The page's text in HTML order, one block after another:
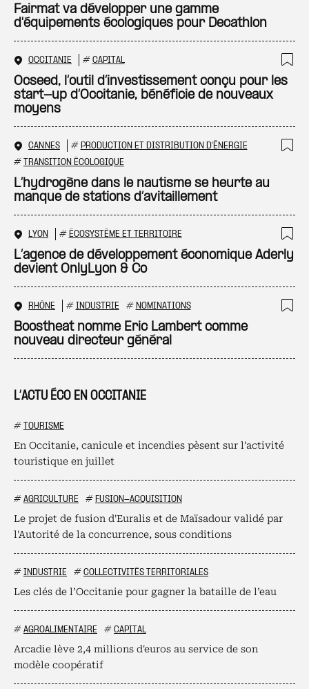
L’ACTU ÉCO EN OCCITANIE
# TOURISME
En Occitanie, canicule et incendies pèsent sur l’activité
touristique en juillet
# AGRICULTURE # FUSION-ACQUISITION
Le projet de fusion d'Euralis et de Maïsadour validé par
l'Autorité de la concurrence, sous conditions
# INDUSTRIE # COLLECTIVITÉS TERRITORIALES
Les clés de l’Occitanie pour gagner la bataille de l’eau
# AGROALIMENTAIRE # CAPITAL
Arcadie lève 2,4 millions d'euros au service de son
modèle coopératif
Fairmat va développer une gamme
d'équipements écologiques pour Decathlon
OCCITANIE # CAPITAL
Ocseed, l’outil d’investissement conçu pour les
start-up d’Occitanie, bénéficie de nouveaux
moyens
CANNES # PRODUCTION ET DISTRIBUTION D'ÉNERGIE
# TRANSITION ÉCOLOGIQUE
L’hydrogène dans le nautisme se heurte au
manque de stations d’avitaillement
LYON # ÉCOSYSTÈME ET TERRITOIRE
L’agence de développement économique Aderly
devient OnlyLyon & Co
RHÔNE # INDUSTRIE # NOMINATIONS
Boostheat nomme Eric Lambert comme
nouveau directeur général